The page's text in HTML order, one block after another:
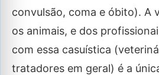
convulsão, coma e óbito). A
os animais, e dos
com essa casuística
tratadores em geral) é a